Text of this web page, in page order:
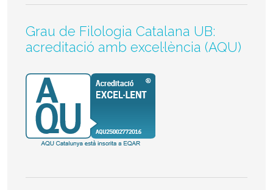
Grau de Filologia Catalana UB:
acreditació amb excel·lència (AQU)